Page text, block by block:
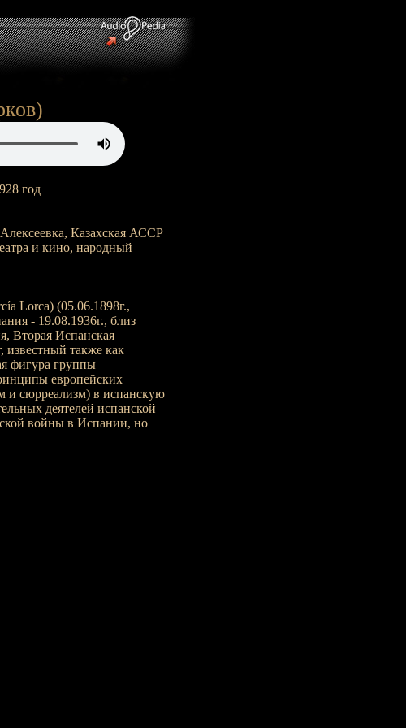
год
Казахская АССР
и кино, народный
Lorca) (05.06.1898г.,
- 19.08.1936г., близ
Вторая Испанская
известный также как
фигура группы
европейских
и сюрреализм) в испанскую
деятелей испанской
войны в Испании, но